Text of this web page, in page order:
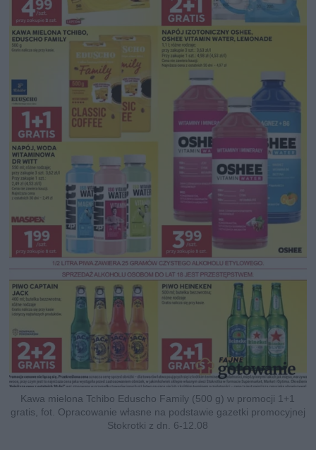
Kawa mielona Tchibo Eduscho Family (500 g) w promocji 1+1
gratis, fot. Opracowanie własne na podstawie gazetki promocyjnej
Stokrotki z dn. 6-12.08